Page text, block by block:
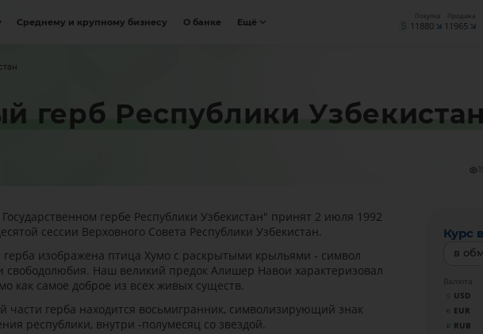
Среднему и крупному бизнесу О банке Ещё
Покупка
11880
Продажа
11965
герб Республики Узбекистан
гербе Республики Узбекистан" принят 2 июля 1992
сессии Верховного Совета Республики Узбекистан.
герба изображена птица Хумо с раскрытыми крыльями - символ
свободолюбия. Наш великий предок Алишер Навои характеризовал
как самое доброе из всех живых существ.
части герба находится восьмигранник, символизирующий знак
республики, внутри -полумесяц со звездой.
Курс
в
Валюта
USD
EUR
RUB